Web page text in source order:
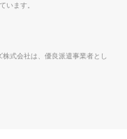
います。
式会社は、優良派遣事業者とし